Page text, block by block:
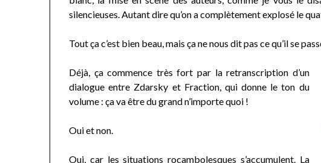
silencieuses. Autant dire qu’on a complètement explosé le
Tout ça c’est bien beau, mais ça ne nous dit pas ce qu’il se
Déjà, ça commence très fort par la retranscription d’un
dialogue entre Zdarsky et Fraction, qui donne le ton du
volume : ça va être du grand n’importe quoi !
Oui et non.
Oui, car les situations rocambolesques s’accumulent. La